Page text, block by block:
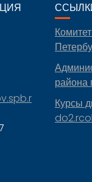
района
Курсы